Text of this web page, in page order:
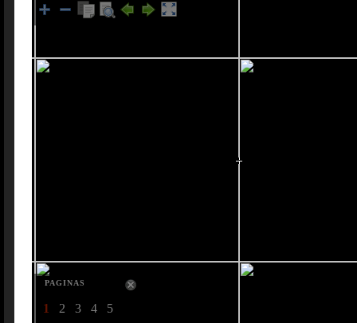
PAGINAS
1 2 3 4 5